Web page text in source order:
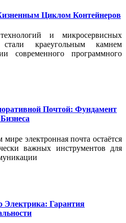
Циклом Контейнеров
и микросервисных
стали краеугольным камнем
современного программного
Почтой: Фундамент
электронная почта остаётся
важных инструментов для
Электрика: Гарантия